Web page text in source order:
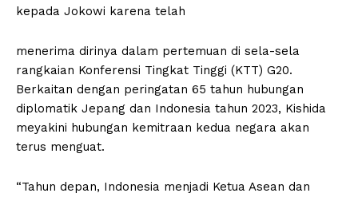
kepada Jokowi karena telah
menerima dirinya dalam pertemuan di sela-sela
rangkaian Konferensi Tingkat Tinggi (KTT) G20.
Berkaitan dengan peringatan 65 tahun hubungan
diplomatik Jepang dan Indonesia tahun 2023, Kishida
meyakini hubungan kemitraan kedua negara akan
terus menguat.
“Tahun depan, Indonesia menjadi Ketua Asean dan